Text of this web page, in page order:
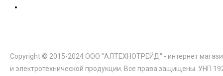
Copyright © 2015-2024 ООО "АЛТЕХНОТРЕЙД" - интернет
и электротехнической продукции. Все права защищены. УНП